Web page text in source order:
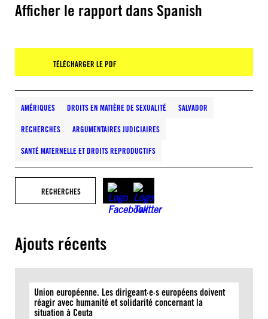
Afficher le rapport dans Spanish
TÉLÉCHARGER LE PDF
AMÉRIQUES DROITS EN MATIÈRE DE SEXUALITÉ SALVADOR
RECHERCHES ARGUMENTAIRES JUDICIAIRES
SANTÉ MATERNELLE ET DROITS REPRODUCTIFS
RECHERCHES
Ajouts récents
Union européenne. Les dirigeant·e·s européens doivent
réagir avec humanité et solidarité concernant la
situation à Ceuta